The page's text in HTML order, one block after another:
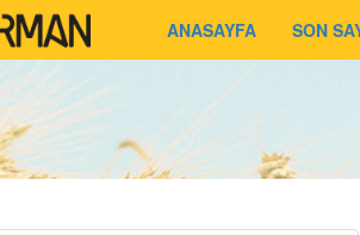
ANASAYFA SON